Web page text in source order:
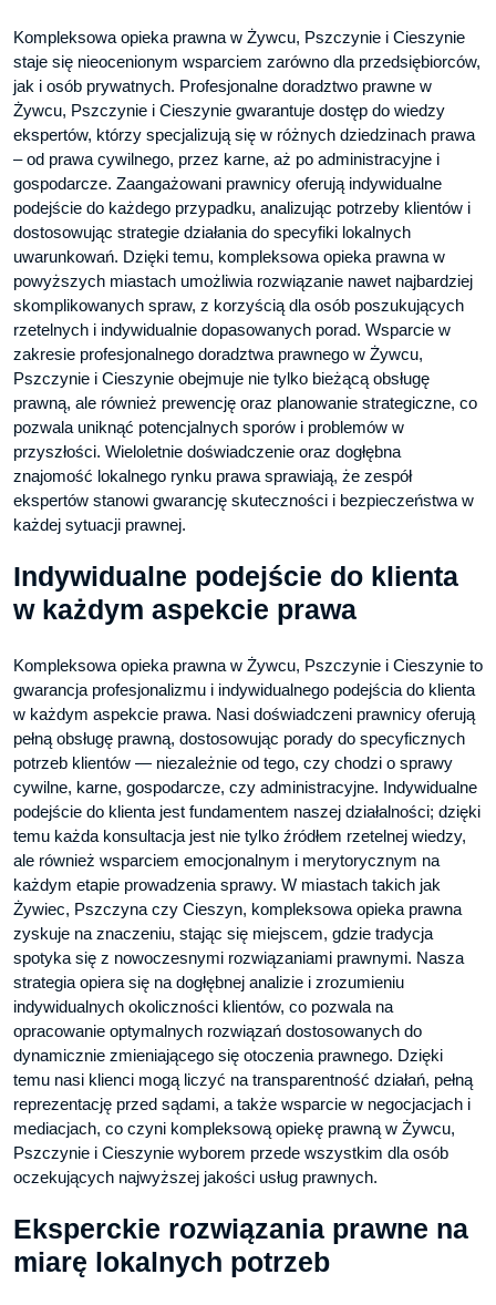
Kompleksowa opieka prawna w Żywcu, Pszczynie i Cieszynie
staje się nieocenionym wsparciem zarówno dla przedsiębiorców,
jak i osób prywatnych. Profesjonalne doradztwo prawne w
Żywcu, Pszczynie i Cieszynie gwarantuje dostęp do wiedzy
ekspertów, którzy specjalizują się w różnych dziedzinach prawa
– od prawa cywilnego, przez karne, aż po administracyjne i
gospodarcze. Zaangażowani prawnicy oferują indywidualne
podejście do każdego przypadku, analizując potrzeby klientów i
dostosowując strategie działania do specyfiki lokalnych
uwarunkowań. Dzięki temu, kompleksowa opieka prawna w
powyższych miastach umożliwia rozwiązanie nawet najbardziej
skomplikowanych spraw, z korzyścią dla osób poszukujących
rzetelnych i indywidualnie dopasowanych porad. Wsparcie w
zakresie profesjonalnego doradztwa prawnego w Żywcu,
Pszczynie i Cieszynie obejmuje nie tylko bieżącą obsługę
prawną, ale również prewencję oraz planowanie strategiczne, co
pozwala uniknąć potencjalnych sporów i problemów w
przyszłości. Wieloletnie doświadczenie oraz dogłębna
znajomość lokalnego rynku prawa sprawiają, że zespół
ekspertów stanowi gwarancję skuteczności i bezpieczeństwa w
każdej sytuacji prawnej.
Indywidualne podejście do klienta
w każdym aspekcie prawa
Kompleksowa opieka prawna w Żywcu, Pszczynie i Cieszynie to
gwarancja profesjonalizmu i indywidualnego podejścia do klienta
w każdym aspekcie prawa. Nasi doświadczeni prawnicy oferują
pełną obsługę prawną, dostosowując porady do specyficznych
potrzeb klientów — niezależnie od tego, czy chodzi o sprawy
cywilne, karne, gospodarcze, czy administracyjne. Indywidualne
podejście do klienta jest fundamentem naszej działalności; dzięki
temu każda konsultacja jest nie tylko źródłem rzetelnej wiedzy,
ale również wsparciem emocjonalnym i merytorycznym na
każdym etapie prowadzenia sprawy. W miastach takich jak
Żywiec, Pszczyna czy Cieszyn, kompleksowa opieka prawna
zyskuje na znaczeniu, stając się miejscem, gdzie tradycja
spotyka się z nowoczesnymi rozwiązaniami prawnymi. Nasza
strategia opiera się na dogłębnej analizie i zrozumieniu
indywidualnych okoliczności klientów, co pozwala na
opracowanie optymalnych rozwiązań dostosowanych do
dynamicznie zmieniającego się otoczenia prawnego. Dzięki
temu nasi klienci mogą liczyć na transparentność działań, pełną
reprezentację przed sądami, a także wsparcie w negocjacjach i
mediacjach, co czyni kompleksową opiekę prawną w Żywcu,
Pszczynie i Cieszynie wyborem przede wszystkim dla osób
oczekujących najwyższej jakości usług prawnych.
Eksperckie rozwiązania prawne na
miarę lokalnych potrzeb